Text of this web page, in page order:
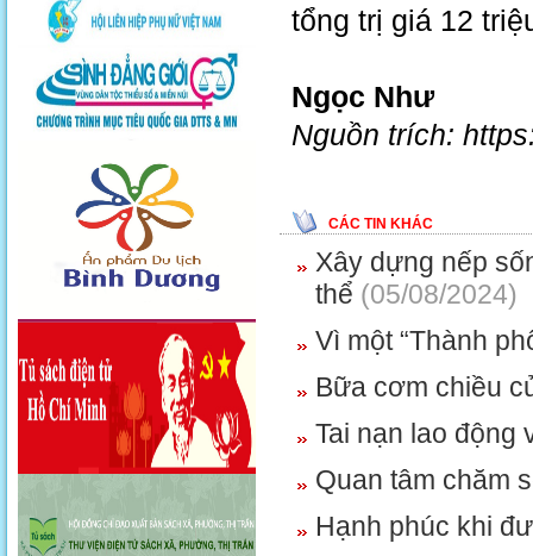
tổng trị giá 12
Ngọc Như
Nguồn trích:
CÁC TIN KHÁC
Xây dựng nếp
thể (05/08/2024)
Vì một “Thành
Bữa cơm chiều
Tai nạn lao động
Quan tâm chăm
Hạnh phúc khi